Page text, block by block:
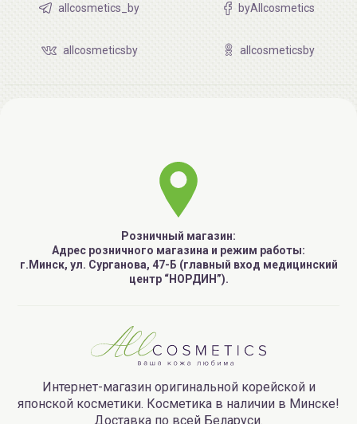
allcosmetics_by byAllcosmetics
allcosmeticsby allcosmeticsby
Розничный магазин:
Адрес розничного магазина и режим работы:
г.Минск, ул. Сурганова, 47-Б (главный вход медицинский
центр “НОРДИН”).
Интернет-магазин оригинальной корейской и
японской косметики. Косметика в наличии в Минске!
Доставка по всей Беларуси.